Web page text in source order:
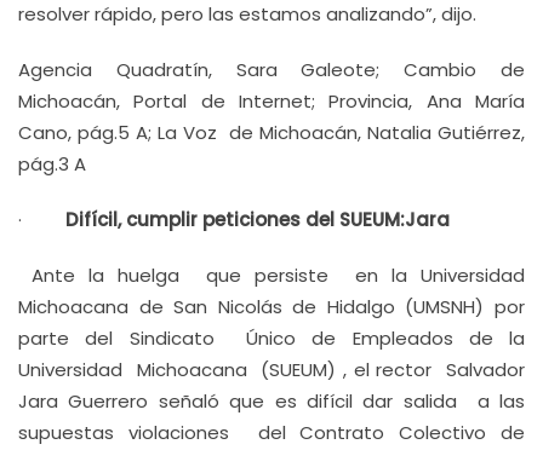
resolver rápido, pero las estamos analizando”, dijo.
Agencia Quadratín, Sara Galeote; Cambio de
Michoacán, Portal de Internet; Provincia, Ana María
Cano, pág.5 A; La Voz de Michoacán, Natalia Gutiérrez,
pág.3 A
· Difícil, cumplir peticiones del SUEUM:Jara
Ante la huelga que persiste en la Universidad
Michoacana de San Nicolás de Hidalgo (UMSNH) por
parte del Sindicato Único de Empleados de la
Universidad Michoacana (SUEUM) , el rector Salvador
Jara Guerrero señaló que es difícil dar salida a las
supuestas violaciones del Contrato Colectivo de